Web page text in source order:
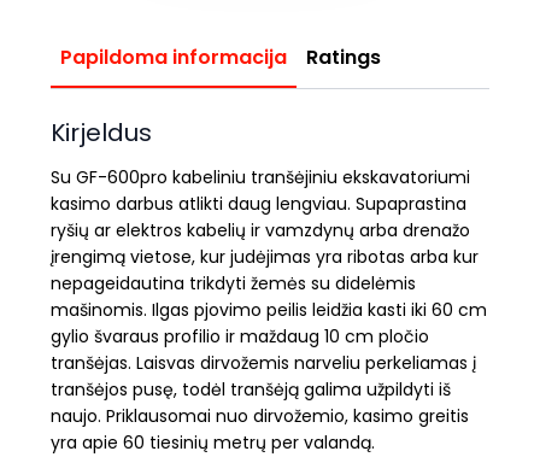
Papildoma informacija Ratings
Kirjeldus
Su GF-600pro kabeliniu tranšėjiniu ekskavatoriumi
kasimo darbus atlikti daug lengviau. Supaprastina
ryšių ar elektros kabelių ir vamzdynų arba drenažo
įrengimą vietose, kur judėjimas yra ribotas arba kur
nepageidautina trikdyti žemės su didelėmis
mašinomis. Ilgas pjovimo peilis leidžia kasti iki 60 cm
gylio švaraus profilio ir maždaug 10 cm pločio
tranšėjas. Laisvas dirvožemis narveliu perkeliamas į
tranšėjos pusę, todėl tranšėją galima užpildyti iš
naujo. Priklausomai nuo dirvožemio, kasimo greitis
yra apie 60 tiesinių metrų per valandą.